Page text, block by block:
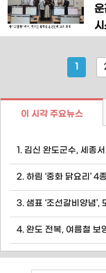
1
이 시각 주요뉴스
1. 김신 완도군수, 세종
2. 하림 ‘중화 닭요리’ 4
3. 샘표 ‘조선갈비양념
4. 완도 전복, 여름철 보